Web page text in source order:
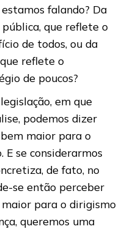
falando? Da
que reflete o
de todos, ou da
reflete o
de poucos?
em que
podemos dizer
maior para o
se considerarmos
de fato, no
se então perceber
para o dirigismo
queremos uma